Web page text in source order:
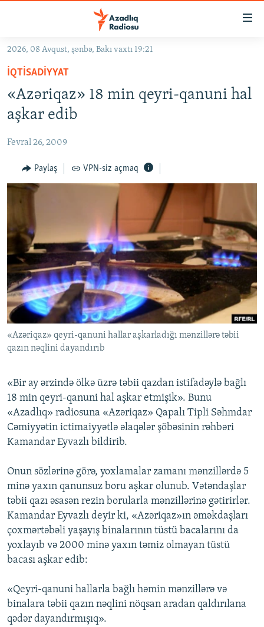
Əsas
qayıt
Əsas
naviqasiyaya
qayıt
Axtarışa
GÜNDƏM
KORRUPSIOMETR
#ƏSLINDƏ
FƏRQƏ BAX
QANUNI DOĞRU
ARAŞDIRMA
VIDEO
FOTOQALEREYA
İNFOQRAFIKA
KARIKATURA
RADIO ARXIV
OXU ZALI
AZƏRBAYCAN ƏDƏBIYYATI KITABXANASI
İSLAM VƏ DEMOKRATIYA
İZ - MƏDƏNIYYƏT PROQRAMI
HAQQIMIZDA
MISSIYAMIZ
PEŞƏ ETIKASI VƏ JURNALISTIKA STANDARTLARIMIZ
MATERIALLARIMIZDAN ISTIFADƏ
AZADLIQRADIOSU MOBIL TELEFONUNUZDA
XƏBƏR BÜLLETENLƏRIMIZ
BIZI IZLƏ
RFE/RL-in bütün saytları
2026, 08 Avqust, şənbə, Bakı vaxtı 19:21
İQTISADIYYAT
«Azəriqaz» 18 min qeyri-qanuni hal
aşkar edib
Fevral 26, 2009
Paylaş VPN-siz açmaq
«Azəriqaz» qeyri-qanuni hallar aşkarladığı mənzillərə təbii
qazın nəqlini dayandırıb
«Bir ay ərzində ölkə üzrə təbii qazdan istifadəylə bağlı
18 min qeyri-qanuni hal aşkar etmişik». Bunu
«Azadlıq» radiosuna «Azəriqaz» Qapalı Tipli Səhmdar
Cəmiyyətin ictimaiyyətlə əlaqələr şöbəsinin rəhbəri
Kamandar Eyvazlı bildirib.
Onun sözlərinə görə, yoxlamalar zamanı mənzillərdə 5
minə yaxın qanunsuz boru aşkar olunub. Vətəndaşlar
təbii qazı əsasən rezin borularla mənzillərinə gətirirlər.
Kamandar Eyvazlı deyir ki, «Azəriqaz»ın əməkdaşları
çoxmərtəbəli yaşayış binalarının tüstü bacalarını da
yoxlayıb və 2000 minə yaxın təmiz olmayan tüstü
bacası aşkar edib:
«Qeyri-qanuni hallarla bağlı həmin mənzillərə və
binalara təbii qazın nəqlini nöqsan aradan qaldırılana
qədər dayandırmışıq».